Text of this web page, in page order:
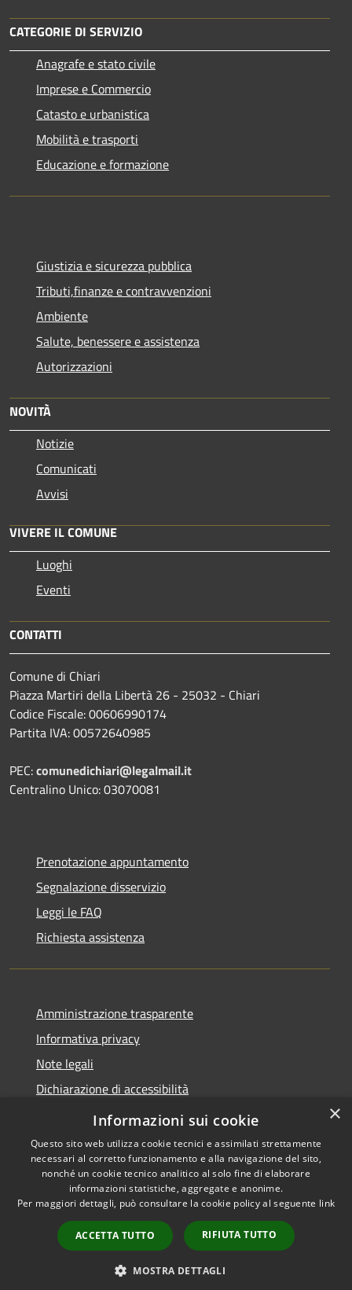
CATEGORIE DI SERVIZIO
Anagrafe e stato civile
Imprese e Commercio
Catasto e urbanistica
Mobilità e trasporti
Educazione e formazione
Giustizia e sicurezza pubblica
Tributi,finanze e contravvenzioni
Ambiente
Salute, benessere e assistenza
Autorizzazioni
NOVITÀ
Notizie
Comunicati
Avvisi
VIVERE IL COMUNE
Luoghi
Eventi
CONTATTI
Comune di Chiari
Piazza Martiri della Libertà 26 - 25032 - Chiari
Codice Fiscale: 00606990174
Partita IVA: 00572640985
PEC:comunedichiari@legalmail.it
Centralino Unico: 03070081
Prenotazione appuntamento
Segnalazione disservizio
Leggi le FAQ
Richiesta assistenza
Amministrazione trasparente
Informativa privacy
Note legali
Dichiarazione di accessibilità
Obiettivi accessibilità
Accessibilità
Copyright © 2026 • Comune di
Chiari • Powered by
Municipium•
Accesso
redazione
×
Informazioni sui cookie
Questo sito web utilizza cookie tecnici e assimilati strettamente
necessari al corretto funzionamento e alla navigazione del sito,
nonché un cookie tecnico analitico al solo fine di elaborare
informazioni statistiche, aggregate e anonime.
Per maggiori dettagli, può consultare la cookie policy al seguente link
ACCETTA TUTTO RIFIUTA TUTTO
MOSTRA DETTAGLI